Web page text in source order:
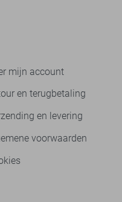
mijn account
en terugbetaling
en levering
voorwaarden